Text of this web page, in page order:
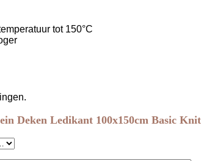
tot 150°C
Deken Ledikant 100x150cm Basic